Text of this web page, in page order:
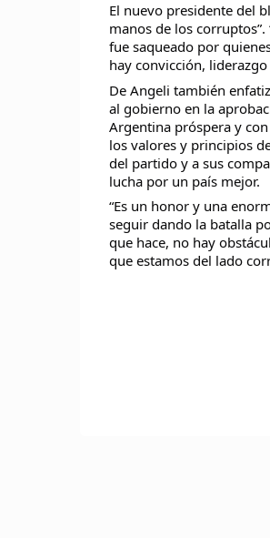
El nuevo presidente del
manos de los
fue saqueado por
hay convicción,
De Angeli también
al gobierno en la
Argentina próspera y
los valores y principios
del partido y a sus
lucha por un país mejor.
“Es un honor y una
seguir dando la batalla
que hace, no hay
que estamos del lado